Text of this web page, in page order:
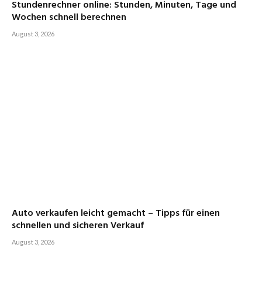
Stundenrechner online: Stunden, Minuten, Tage und
Wochen schnell berechnen
August 3, 2026
Auto verkaufen leicht gemacht – Tipps für einen
schnellen und sicheren Verkauf
August 3, 2026